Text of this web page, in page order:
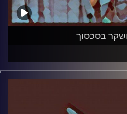
בסכסוך
עם פרופסור בועז בן-